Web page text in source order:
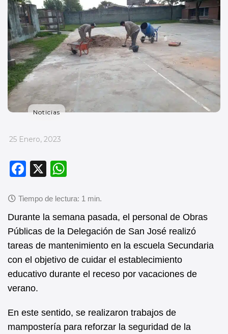
Noticias
_
25 Enero, 2023
F
c
e
b
o
o
k
X
at
s
A
p
p
Durante la semana pasada, el personal de Obras
Públicas de la Delegación de San José realizó
tareas de mantenimiento en la escuela Secundaria
con el objetivo de cuidar el establecimiento
educativo durante el receso por vacaciones de
verano.
En este sentido, se realizaron trabajos de
mampostería para reforzar la seguridad de la